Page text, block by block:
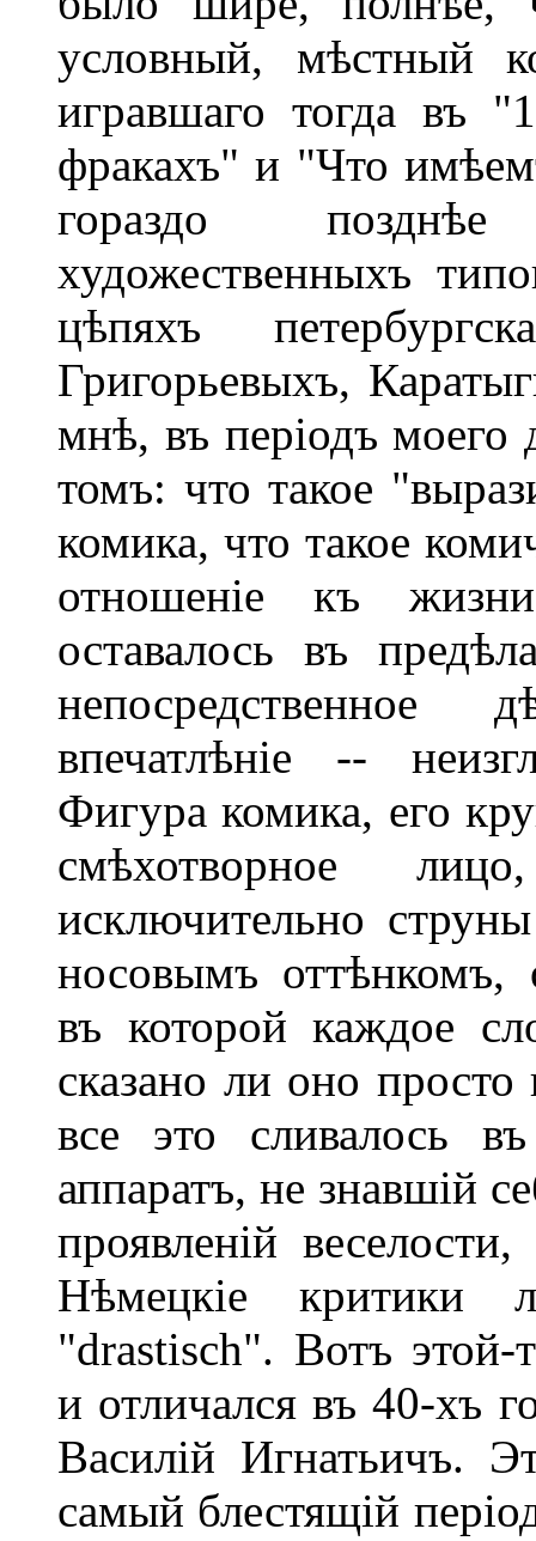
условный, мѣстный
игравшаго тогда въ
фракахъ" и "Что
гораздо позднѣе
художественныхъ
цѣпяхъ
Григорьевыхъ,
мнѣ, въ періодъ моего
томъ: что такое
комика, что такое
отношеніе къ
оставалось въ
непосредственное
впечатлѣніе --
Фигура комика, его
смѣхотворное
исключительно
носовымъ оттѣнкомъ,
въ которой каждое
сказано ли оно
все это сливалось
аппаратъ, не знавшій
проявленій
Нѣмецкіе критики
"drastisch". Вотъ
и отличался въ 40-хъ
Василій Игнатьичъ.
самый блестящій